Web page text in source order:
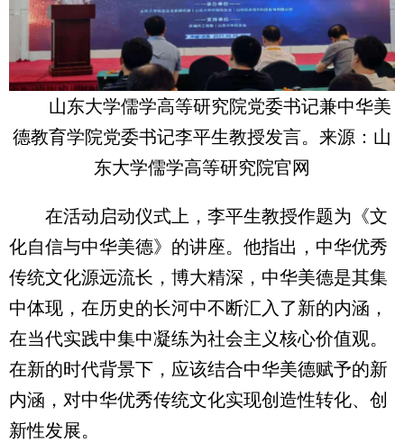
山东大学儒学高等研究院党委书记兼中华美
德教育学院党委书记李平生教授发言。来源：山
东大学儒学高等研究院官网
在活动启动仪式上，李平生教授作题为《文
化自信与中华美德》的讲座。他指出，中华优秀
传统文化源远流长，博大精深，中华美德是其集
中体现，在历史的长河中不断汇入了新的内涵，
在当代实践中集中凝练为社会主义核心价值观。
在新的时代背景下，应该结合中华美德赋予的新
内涵，对中华优秀传统文化实现创造性转化、创
新性发展。